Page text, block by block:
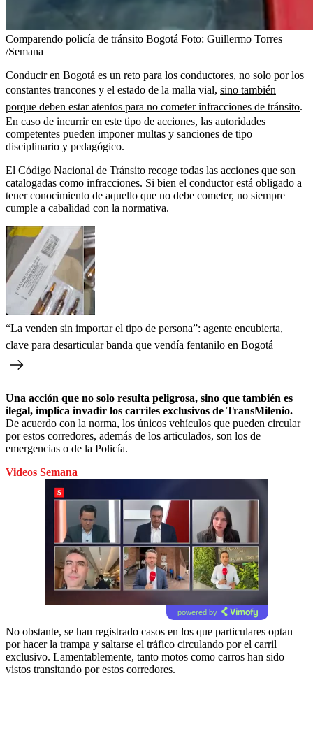
Comparendo policía de tránsito Bogotá Foto: Guillermo Torres
/Semana
Conducir en Bogotá es un reto para los conductores, no solo por los
constantes trancones y el estado de la malla vial, sino también
porque deben estar atentos para no cometer infracciones de tránsito.
En caso de incurrir en este tipo de acciones, las autoridades
competentes pueden imponer multas y sanciones de tipo
disciplinario y pedagógico.
El Código Nacional de Tránsito recoge todas las acciones que son
catalogadas como infracciones. Si bien el conductor está obligado a
tener conocimiento de aquello que no debe cometer, no siempre
cumple a cabalidad con la normativa.
“La venden sin importar el tipo de persona”: agente encubierta,
clave para desarticular banda que vendía fentanilo en Bogotá
Una acción que no solo resulta peligrosa, sino que también es
ilegal, implica invadir los carriles exclusivos de TransMilenio.
De acuerdo con la norma, los únicos vehículos que pueden circular
por estos corredores, además de los articulados, son los de
emergencias o de la Policía.
Videos Semana
powered by
No obstante, se han registrado casos en los que particulares optan
por hacer la trampa y saltarse el tráfico circulando por el carril
exclusivo. Lamentablemente, tanto motos como carros han sido
vistos transitando por estos corredores.